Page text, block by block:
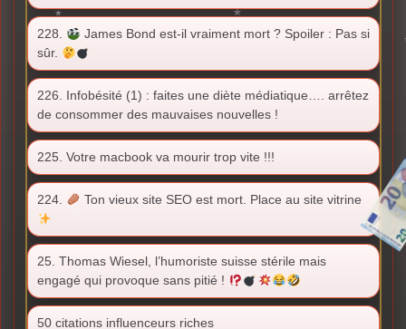
228.
James Bond est-il vraiment mort ? Spoiler : Pas si
sûr.
226. Infobésité (1) : faites une diète médiatique…. arrêtez
de consommer des mauvaises nouvelles !
225. Votre macbook va mourir trop vite !!!
224. Ton vieux site SEO est mort. Place au site vitrine
25. Thomas Wiesel, l’humoriste suisse stérile mais
engagé qui provoque sans pitié !
50 citations influenceurs riches